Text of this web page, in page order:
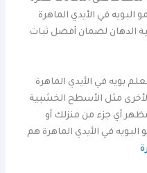
في الأيدي الماهرة
الدهان لضمان أفضل ثبات
بويه في الأيدي الماهرة
مثل الأسطح الخشبية
أي جزء من منزلك أو
في الأيدي الماهرة هم